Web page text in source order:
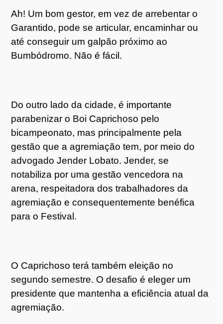
Ah! Um bom gestor, em vez de arrebentar o
Garantido, pode se articular, encaminhar ou
até conseguir um galpão próximo ao
Bumbódromo. Não é fácil.
Do outro lado da cidade, é importante
parabenizar o Boi Caprichoso pelo
bicampeonato, mas principalmente pela
gestão que a agremiação tem, por meio do
advogado Jender Lobato. Jender, se
notabiliza por uma gestão vencedora na
arena, respeitadora dos trabalhadores da
agremiação e consequentemente benéfica
para o Festival.
O Caprichoso terá também eleição no
segundo semestre. O desafio é eleger um
presidente que mantenha a eficiência atual da
agremiação.